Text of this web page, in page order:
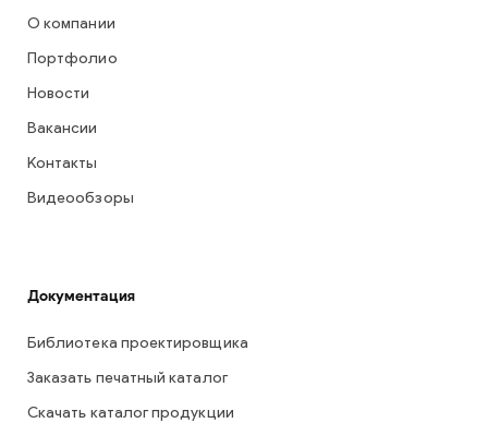
О компании
Портфолио
Новости
Вакансии
Контакты
Видеообзоры
Документация
Библиотека проектировщика
Заказать печатный каталог
Скачать каталог продукции